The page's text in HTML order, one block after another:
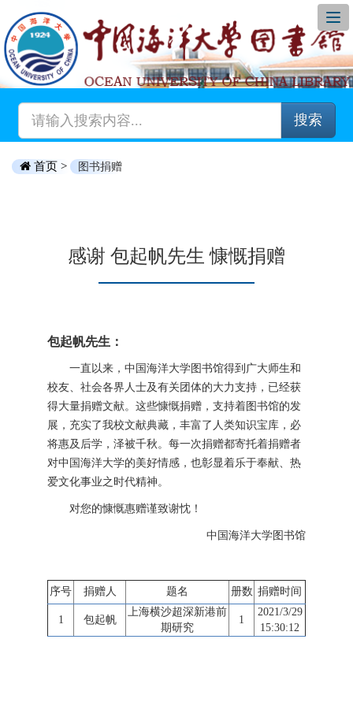
搜索
首页 > 图书捐赠
感谢 包起帆先生 慷慨捐赠
包起帆先生：
一直以来，中国海洋大学图书馆得到广大师生和
校友、社会各界人士及有关团体的大力支持，已经获
得大量捐赠文献。这些慷慨捐赠，支持着图书馆的发
展，充实了我校文献典藏，丰富了人类知识宝库，必
将惠及后学，泽被千秋。每一次捐赠都寄托着捐赠者
对中国海洋大学的美好情感，也彰显着乐于奉献、热
爱文化事业之时代精神。
对您的慷慨惠赠谨致谢忱！
中国海洋大学图书馆
序号 捐赠人 题名 册数 捐赠时间
1 包起帆
上海横沙超深新港前
期研究
1
2021/3/29
15:30:12